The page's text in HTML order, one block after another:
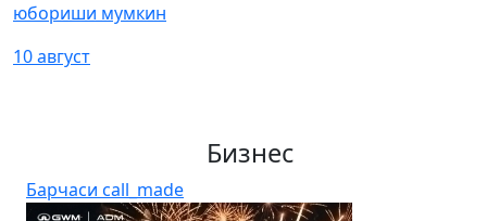
юбориши мумкин
10 август
Бизнес
Барчаси call_made